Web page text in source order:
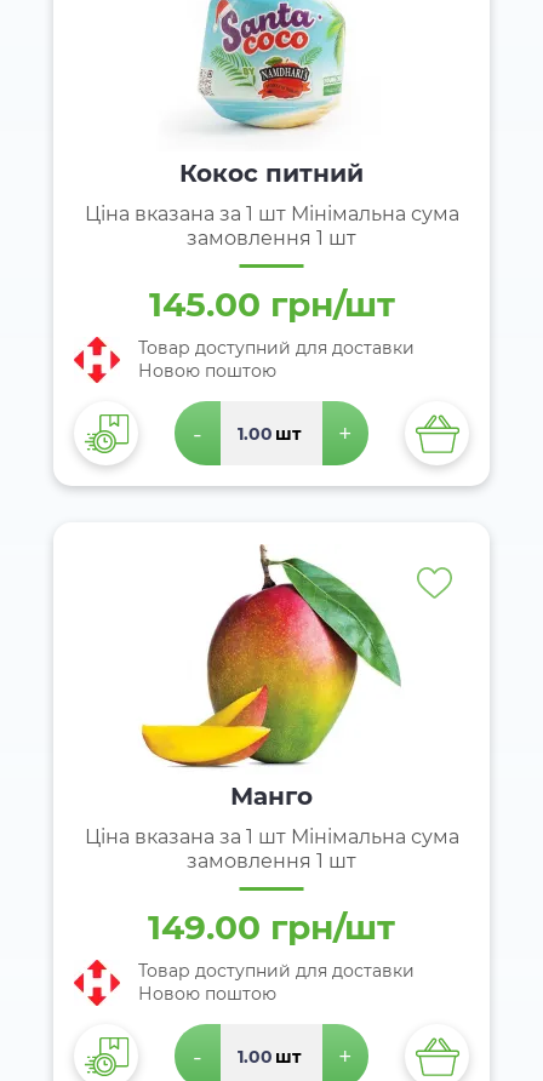
Кокос питний
Ціна вказана за 1 шт Мінімальна сума
замовлення 1 шт
145.00 грн/шт
Товар доступний для доставки
Новою поштою
- шт +
Манго
Ціна вказана за 1 шт Мінімальна сума
замовлення 1 шт
149.00 грн/шт
Товар доступний для доставки
Новою поштою
- шт +